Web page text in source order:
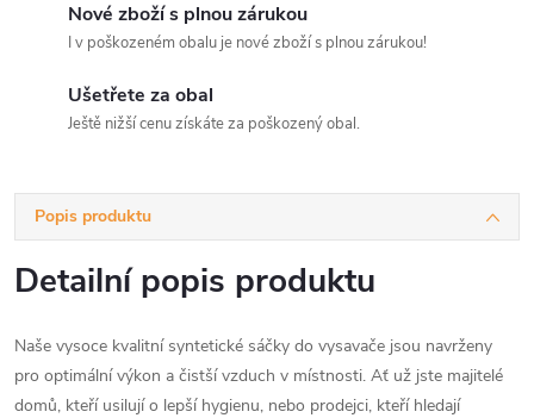
Nové zboží s plnou zárukou
I v poškozeném obalu je nové zboží s plnou zárukou!
Ušetřete za obal
Ještě nižší cenu získáte za poškozený obal.
Popis produktu
Detailní popis produktu
Naše vysoce kvalitní syntetické sáčky do vysavače jsou navrženy
pro optimální výkon a čistší vzduch v místnosti. Ať už jste majitelé
domů, kteří usilují o lepší hygienu, nebo prodejci, kteří hledají